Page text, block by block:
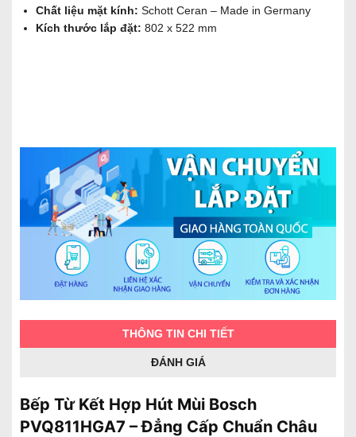
Chất liệu mặt kính: Schott Ceran – Made in Germany
Kích thước lắp đặt: 802 x 522 mm
THÔNG TIN CHI TIẾT
ĐÁNH GIÁ
Bếp Từ Kết Hợp Hút Mùi Bosch
PVQ811HGA7 – Đẳng Cấp Chuẩn Châu